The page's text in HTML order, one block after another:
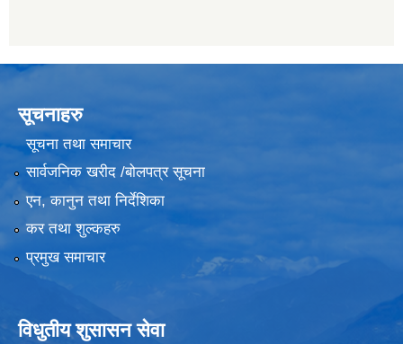
सूचनाहरु
सूचना तथा समाचार
सार्वजनिक खरीद /बोलपत्र सूचना
एन, कानुन तथा निर्देशिका
कर तथा शुल्कहरु
प्रमुख समाचार
विधुतीय शुसासन सेवा